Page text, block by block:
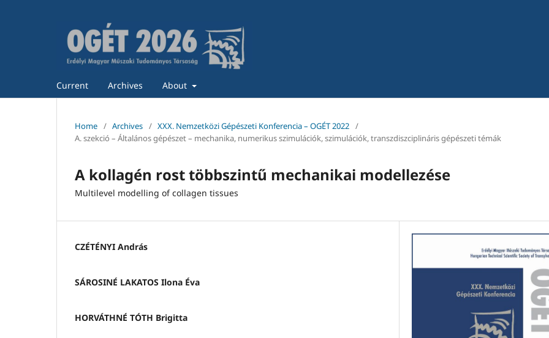
Current Archives About
Home / Archives / XXX. Nemzetközi Gépészeti Konferencia – OGÉT 2022 /
A. szekció – Általános gépészet – mechanika, numerikus szimulációk, szimulációk, transzdiszciplináris gépészeti témák
A kollagén rost többszintű mechanikai modellezése
Multilevel modelling of collagen tissues
CZÉTÉNYI András
SÁROSINÉ LAKATOS Ilona Éva
HORVÁTHNÉ TÓTH Brigitta